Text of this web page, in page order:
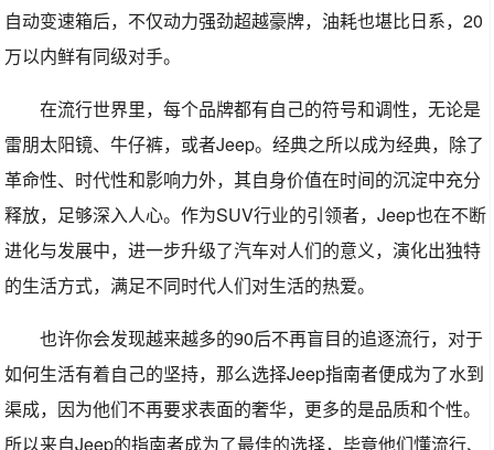
自动变速箱后，不仅动力强劲超越豪牌，油耗也堪比日系，20
万以内鲜有同级对手。
在流行世界里，每个品牌都有自己的符号和调性，无论是
雷朋太阳镜、牛仔裤，或者Jeep。经典之所以成为经典，除了
革命性、时代性和影响力外，其自身价值在时间的沉淀中充分
释放，足够深入人心。作为SUV行业的引领者，Jeep也在不断
进化与发展中，进一步升级了汽车对人们的意义，演化出独特
的生活方式，满足不同时代人们对生活的热爱。
也许你会发现越来越多的90后不再盲目的追逐流行，对于
如何生活有着自己的坚持，那么选择Jeep指南者便成为了水到
渠成，因为他们不再要求表面的奢华，更多的是品质和个性。
所以来自Jeep的指南者成为了最佳的选择，毕竟他们懂流行、